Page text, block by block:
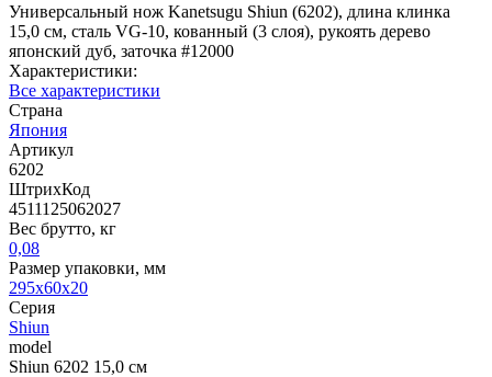
Универсальный нож Kanetsugu Shiun (6202), длина клинка
15,0 см, сталь VG-10, кованный (3 слоя), рукоять дерево
японский дуб, заточка #12000
Характеристики:
Все характеристики
Страна
Япония
Артикул
6202
ШтрихКод
4511125062027
Вес брутто, кг
0,08
Размер упаковки, мм
295х60х20
Серия
Shiun
model
Shiun 6202 15,0 см